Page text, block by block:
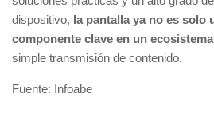
dispositivo, la pantalla ya no es solo
componente clave en un ecosistema
simple transmisión de contenido.
Fuente: Infoabe